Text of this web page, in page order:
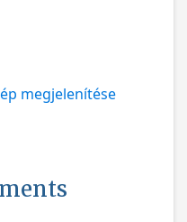
megjelenítése